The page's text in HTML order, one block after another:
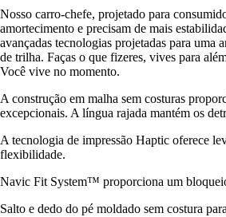
Nosso carro-chefe, projetado para
amortecimento e precisam de mais
avançadas tecnologias projetadas para uma
de trilha. Faças o que fizeres, vives para
Você vive no momento.
A construção em malha sem costuras
excepcionais. A língua rajada mantém os
A tecnologia de impressão Haptic oferece
flexibilidade.
Navic Fit System™ proporciona um
Salto e dedo do pé moldado sem costura